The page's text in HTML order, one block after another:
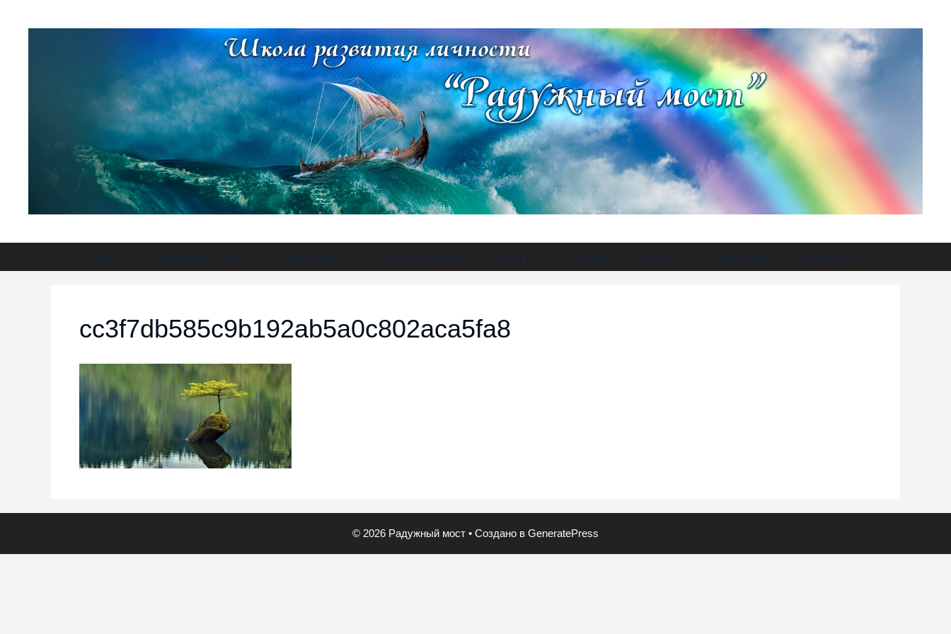
О НАС НАШИ МАСТЕРА ОБУЧЕНИЕ РАСПИСАНИЕ УСЛУГИ ОТЗЫВЫ СТАТЬИ МАГАЗИН КОНТАКТЫ
cc3f7db585c9b192ab5a0c802aca5fa8
© 2026 Радужный мост • Создано в GeneratePress